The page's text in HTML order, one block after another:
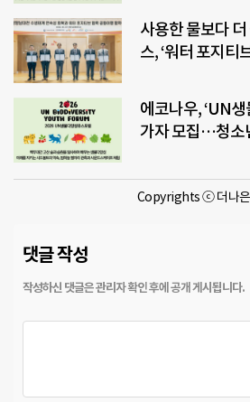
사용한 물보다
스, ‘워터 포지티
에코나우, ‘UN
가자 모집…청소
Copyrights ⓒ 더나
댓글 작성